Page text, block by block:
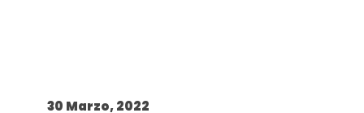
30 Marzo, 2022